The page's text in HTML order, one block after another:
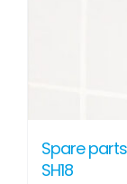
Spare
SH18